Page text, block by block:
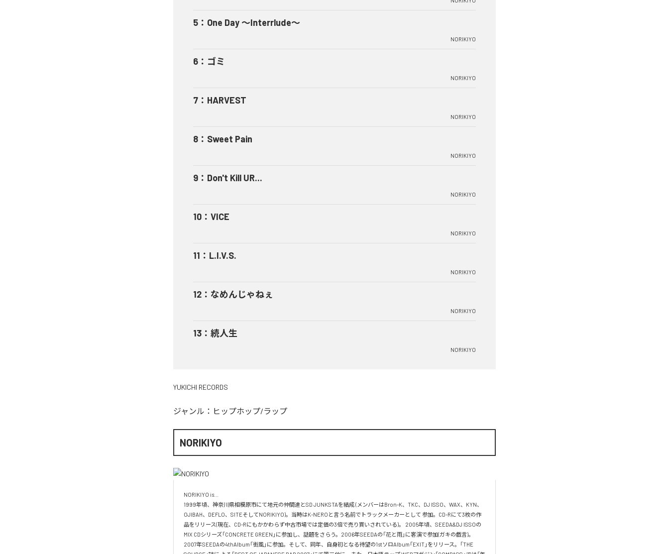
5 ： One Day ～Interrlude～
NORIKIYO
6 ： ゴミ
NORIKIYO
7 ： HARVEST
NORIKIYO
8 ： Sweet Pain
NORIKIYO
9 ： Don't Kill UR...
NORIKIYO
10 ： VICE
NORIKIYO
11 ： L.I.V.S.
NORIKIYO
12 ： なめんじゃねぇ
NORIKIYO
13 ： 続人生
NORIKIYO
YUKICHI RECORDS
ジャンル： ヒップホップ/ラップ
NORIKIYO
NORIKIYO is...
1999年頃、神奈川県相模原市にて地元の仲間達とSD JUNKSTAを結成 (メンバーはBron-K、TKC、DJ ISSO、WAX、KYN、
OJIBAH、DEFLO、SITEそしてNORIKIYO)。当時はK-NEROと言う名前でトラックメーカーとして 参加。CD-Rにて3枚の作
品をリリース(現在、CD-Rにもかかわらず中古市場では定価の3倍で売り買いされている)。 2005年頃、SEEDA&DJ ISSOの
MIX CDシリーズ「CONCRETE GREEN」に参加し、話題をさらう。2006年SEEDAの「花と雨」に客演で参加(ガキの戯言)。
2007年SEEDAの4thAlbum「街風」に参加。そして、同年、自身初となる待望の1stソロAlbum「EXIT」をリリース。「THE